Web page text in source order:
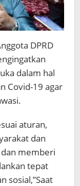
DPRD
dalam hal
Covid-19 agar
aturan,
dan
memberi
tepat
sosial,”Saat